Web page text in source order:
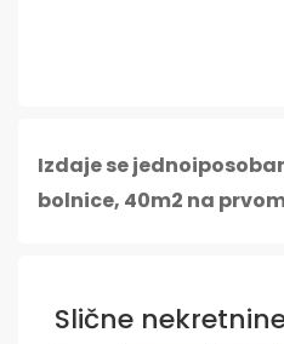
Izdaje se
bolnice, 40m2 na
Slične